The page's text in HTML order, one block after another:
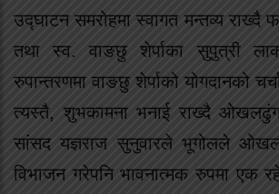
उद्घाटन समरोहमा स्वागत मन्तव्य राख्दै
तथा स्व. वाङछु शेर्पाका सुपुत्री
रुपान्तरणमा वाङछु शेर्पाको योगदानको
त्यस्तै, शुभकामना भनाई राख्दै
सांसद यज्ञराज सुनुवारले भूगोलले
विभाजन गरेपनि भावनात्मक रुपमा एक